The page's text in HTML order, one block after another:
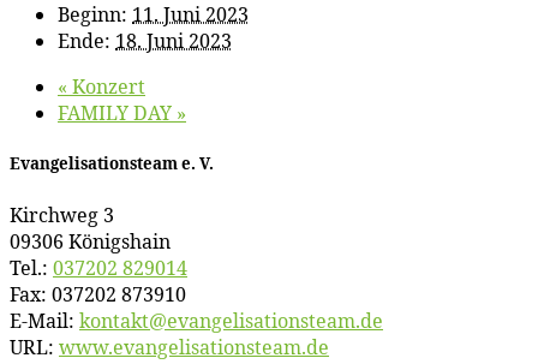
Beginn: 11. Juni 2023
Ende: 18. Juni 2023
« Kon­zert
FAMILY DAY »
Evan­ge­li­sa­ti­ons­team e. V.
Kirch­weg 3
09306 Königshain
Tel.: 037202 829014
Fax: 037202 873910
E‑Mail: kontakt@​evangelisationsteam.​de
URL: www​.evan​ge​li​sa​ti​ons​team​.de